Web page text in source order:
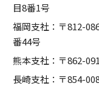
目8番1号
福岡支社：〒812-
番44号
熊本支社：〒862-
長崎支社：〒854-